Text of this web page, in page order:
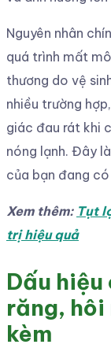
Nguyên nhân
quá trình mất
thương do vệ
nhiều trường
giác đau rát khi
nóng lạnh. Đây
của bạn đang
Xem thêm: Tụt
trị hiệu quả
Dấu hiệu
răng, hôi
kèm